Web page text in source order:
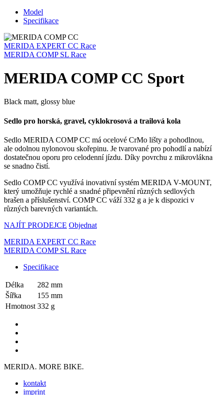
Model
Specifikace
MERIDA EXPERT CC Race
MERIDA COMP SL Race
MERIDA COMP CC Sport
Black matt, glossy blue
Sedlo pro horská, gravel, cyklokrosová a trailová kola
Sedlo MERIDA COMP CC má ocelové CrMo lišty a pohodlnou,
ale odolnou nylonovou skořepinu. Je tvarované pro pohodlí a nabízí
dostatečnou oporu pro celodenní jízdu. Díky povrchu z mikrovlákna
se snadno čistí.
Sedlo COMP CC využívá inovativní systém MERIDA V-MOUNT,
který umožňuje rychlé a snadné připevnění různých sedlových
brašen a příslušenství. COMP CC váží 332 g a je k dispozici v
různých barevných variantách.
NAJÍT PRODEJCE Objednat
MERIDA EXPERT CC Race
MERIDA COMP SL Race
Specifikace
Délka
282 mm
Šířka
155 mm
Hmotnost 332 g
MERIDA. MORE BIKE.
kontakt
imprint